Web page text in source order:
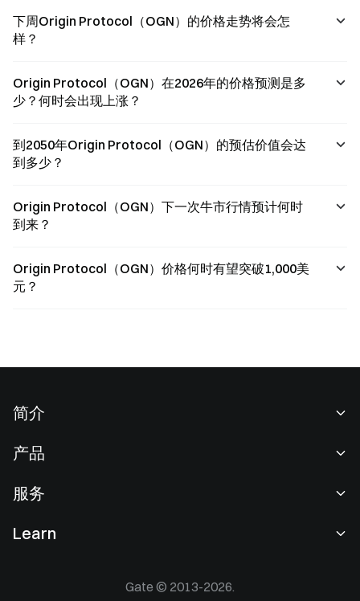
下周Origin Protocol（OGN）的价格走势将会怎
样？
Origin Protocol（OGN）在2026年的价格预测是多
少？何时会出现上涨？
到2050年Origin Protocol（OGN）的预估价值会达
到多少？
Origin Protocol（OGN）下一次牛市行情预计何时
到来？
Origin Protocol（OGN）价格何时有望突破1,000美
元？
简介
新闻中心
产品
现货交易
服务
Learn
Gate © 2013-2026.